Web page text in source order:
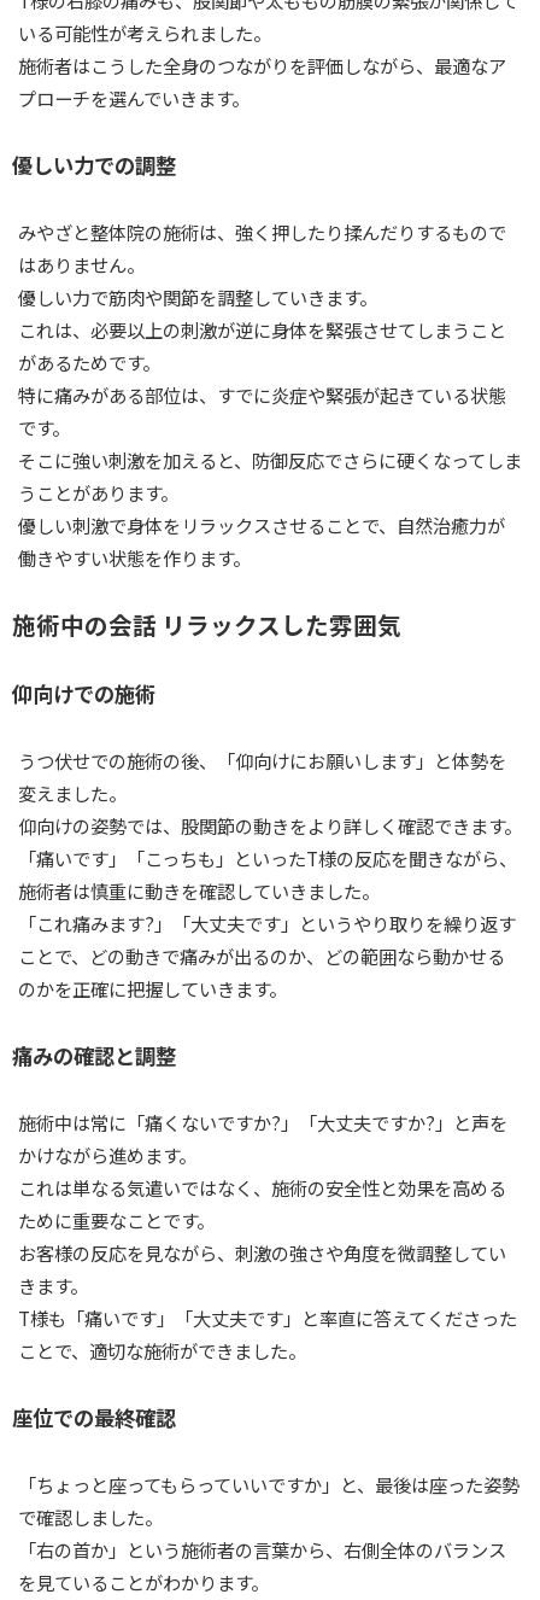
いる可能性が考えられました。
施術者はこうした全身のつながりを評価しながら、最適なア
プローチを選んでいきます。
優しい力での調整
みやざと整体院の施術は、強く押したり揉んだりするもので
はありません。
優しい力で筋肉や関節を調整していきます。
これは、必要以上の刺激が逆に身体を緊張させてしまうこと
があるためです。
特に痛みがある部位は、すでに炎症や緊張が起きている状態
です。
そこに強い刺激を加えると、防御反応でさらに硬くなってしま
うことがあります。
優しい刺激で身体をリラックスさせることで、自然治癒力が
働きやすい状態を作ります。
施術中の会話 リラックスした雰囲気
仰向けでの施術
うつ伏せでの施術の後、「仰向けにお願いします」と体勢を
変えました。
仰向けの姿勢では、股関節の動きをより詳しく確認できます。
「痛いです」「こっちも」といったT様の反応を聞きながら、
施術者は慎重に動きを確認していきました。
「これ痛みます?」「大丈夫です」というやり取りを繰り返す
ことで、どの動きで痛みが出るのか、どの範囲なら動かせる
のかを正確に把握していきます。
痛みの確認と調整
施術中は常に「痛くないですか?」「大丈夫ですか?」と声を
かけながら進めます。
これは単なる気遣いではなく、施術の安全性と効果を高める
ために重要なことです。
お客様の反応を見ながら、刺激の強さや角度を微調整してい
きます。
T様も「痛いです」「大丈夫です」と率直に答えてくださった
ことで、適切な施術ができました。
座位での最終確認
「ちょっと座ってもらっていいですか」と、最後は座った姿勢
で確認しました。
「右の首か」という施術者の言葉から、右側全体のバランス
を見ていることがわかります。